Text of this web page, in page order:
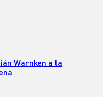
Warnken a la